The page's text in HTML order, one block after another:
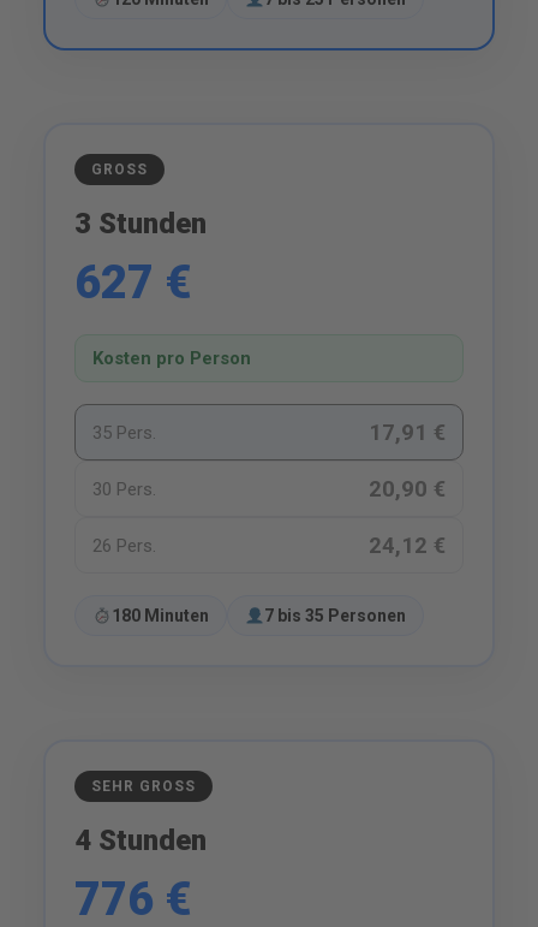
GROSS
3 Stunden
627 €
Kosten pro Person
35 Pers. 17,91 €
30 Pers. 20,90 €
26 Pers. 24,12 €
180 Minuten 7 bis 35 Personen
SEHR GROSS
4 Stunden
776 €